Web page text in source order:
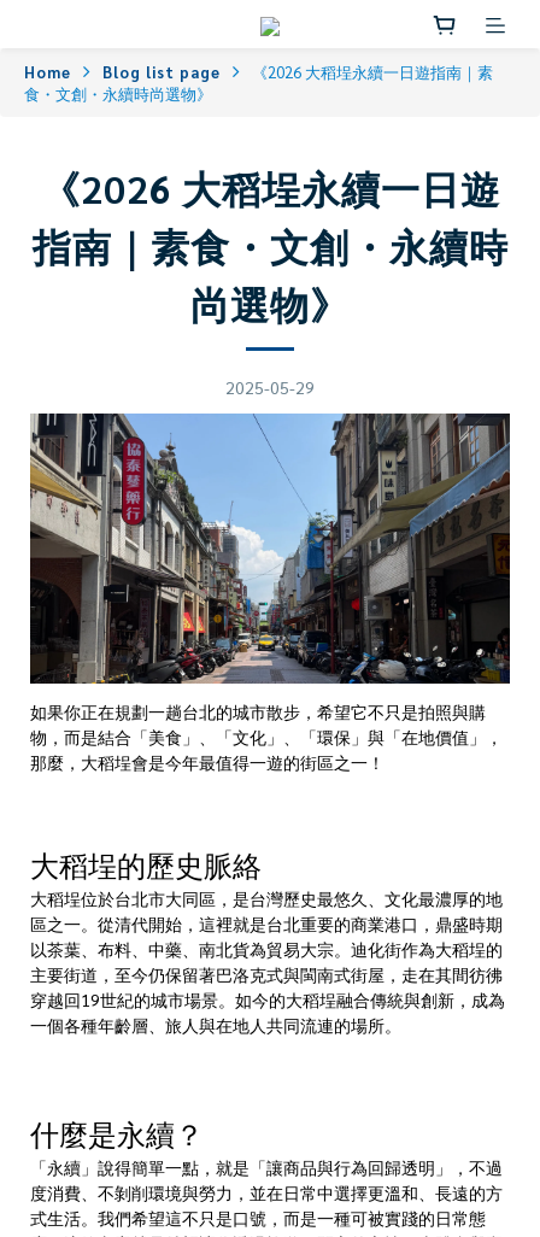
Home Blog list page
《2026 大稻埕永續一日遊指南｜素
食・文創・永續時尚選物》
《2026 大稻埕永續一日遊
指南｜素食・文創・永續時
尚選物》
2025-05-29
如果你正在規劃一趟台北的城市散步，希望它不只是拍照與購
物，而是結合「美食」、「文化」、「環保」與「在地價值」，
那麼，大稻埕會是今年最值得一遊的街區之一！
大稻埕的歷史脈絡
大稻埕位於台北市大同區，是台灣歷史最悠久、文化最濃厚的地
區之一。從清代開始，這裡就是台北重要的商業港口，鼎盛時期
以茶葉、布料、中藥、南北貨為貿易大宗。迪化街作為大稻埕的
主要街道，至今仍保留著巴洛克式與閩南式街屋，走在其間彷彿
穿越回19世紀的城市場景。如今的大稻埕融合傳統與創新，成為
一個各種年齡層、旅人與在地人共同流連的場所。
什麼是永續？
「永續」說得簡單一點，就是「讓商品與行為回歸透明」，不過
度消費、不剝削環境與勞力，並在日常中選擇更溫和、長遠的方
式生活。我們希望這不只是口號，而是一種可被實踐的日常態